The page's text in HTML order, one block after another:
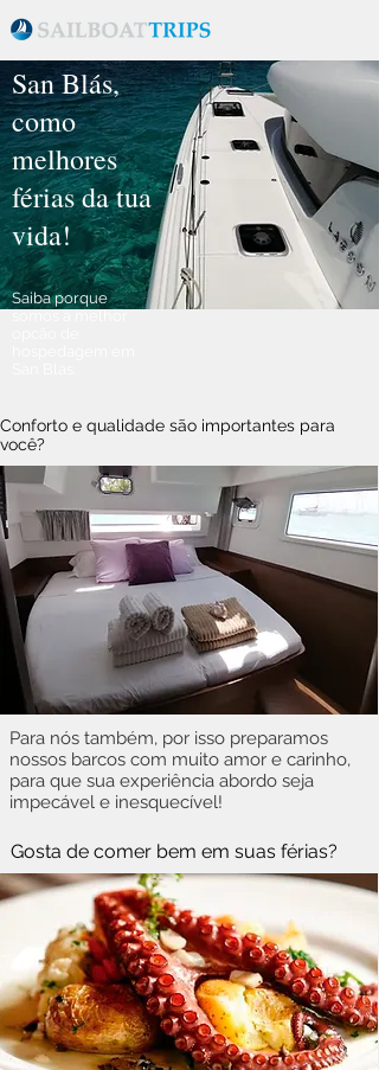
San Blás,
como
melhores
férias da tua
vida!
Saiba porque
Conforto e qualidade são importantes para
você?
Para nós também, por isso preparamos
nossos barcos com muito amor e carinho,
para que sua experiência abordo seja
impecável e inesquecível!
Gosta de comer bem em suas férias?